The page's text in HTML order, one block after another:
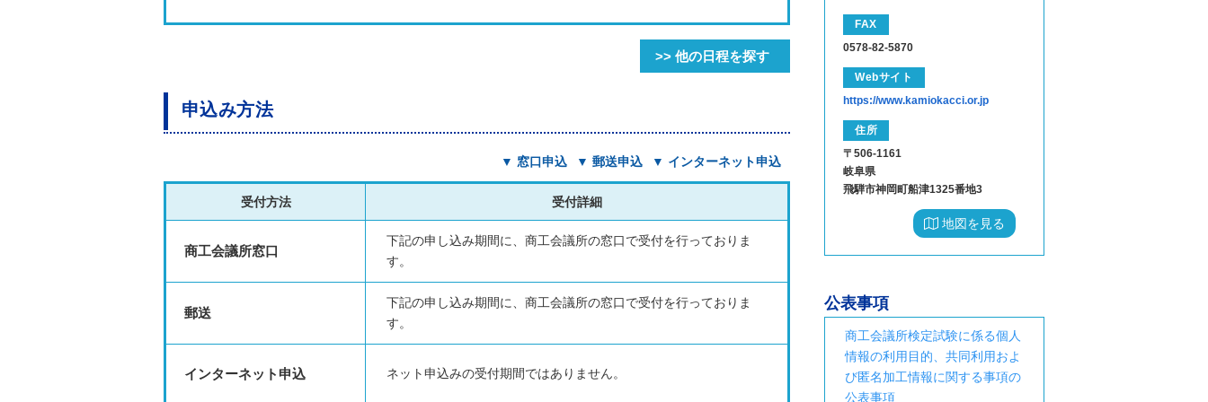
>> 他の日程を探す
申込み方法
▼ 窓口申込 ▼ 郵送申込 ▼ インターネット申込
受付方法 受付詳細
商工会議所窓口
下記の申し込み期間に、商工会議所の窓口で受付を行っておりま
す。
郵送
下記の申し込み期間に、商工会議所の窓口で受付を行っておりま
す。
インターネット申込 ネット申込みの受付期間ではありません。
FAX
0578-82-5870
Webサイト
https://www.kamiokacci.or.jp
住所
〒506-1161
岐阜県
飛騨市神岡町船津1325番地3
地図を見る
公表事項
商工会議所検定試験に係る個人
情報の利用目的、共同利用およ
び匿名加工情報に関する事項の
公表事項